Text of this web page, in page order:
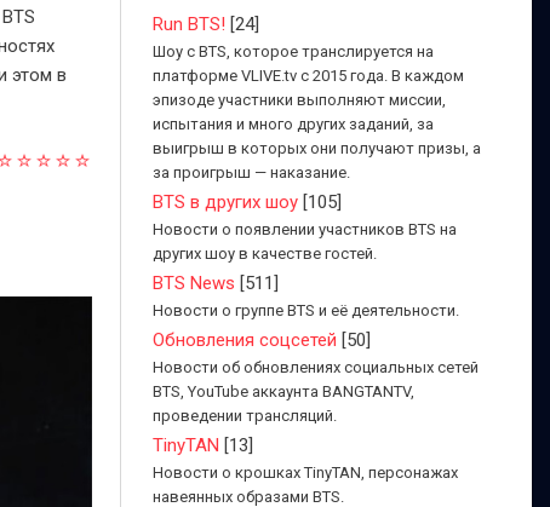
этом в
Run BTS! [24]
Шоу с BTS, которое транслируется на
платформе VLIVE.tv с 2015 года. В каждом
эпизоде участники выполняют миссии,
испытания и много других заданий, за
выигрыш в которых они получают призы, а
за проигрыш — наказание.
BTS в других шоу [105]
Новости о появлении участников BTS на
других шоу в качестве гостей.
BTS News [511]
Новости о группе BTS и её деятельности.
Обновления соцсетей [50]
Новости об обновлениях социальных сетей
BTS, YouTube аккаунта BANGTANTV,
проведении трансляций.
TinyTAN [13]
Новости о крошках TinyTAN, персонажах
навеянных образами BTS.